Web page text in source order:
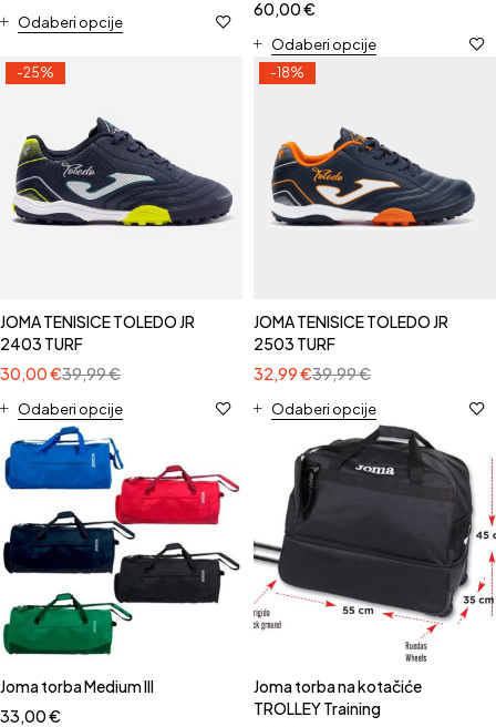
Odaberi opcije
60,00€
Odaberi opcije
-25%
JOMA TENISICE TOLEDO JR
2403 TURF
39,99€
30,00€
Odaberi opcije
-18%
JOMA TENISICE TOLEDO JR
2503 TURF
39,99€
32,99€
Odaberi opcije
Joma torba Medium III
33,00€
Joma torba na kotačiće
TROLLEY Training